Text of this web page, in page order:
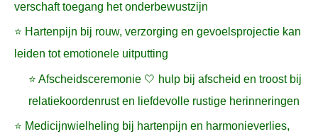
verschaft toegang het onderbewustzijn
⭐ Hartenpijn bij rouw, verzorging en gevoelsprojectie kan
leiden tot emotionele uitputting
⭐ Afscheidsceremonie 🤍 hulp bij afscheid en troost bij
relatiekoordenrust en liefdevolle rustige herinneringen
⭐ Medicijnwielheling bij hartenpijn en harmonieverlies,